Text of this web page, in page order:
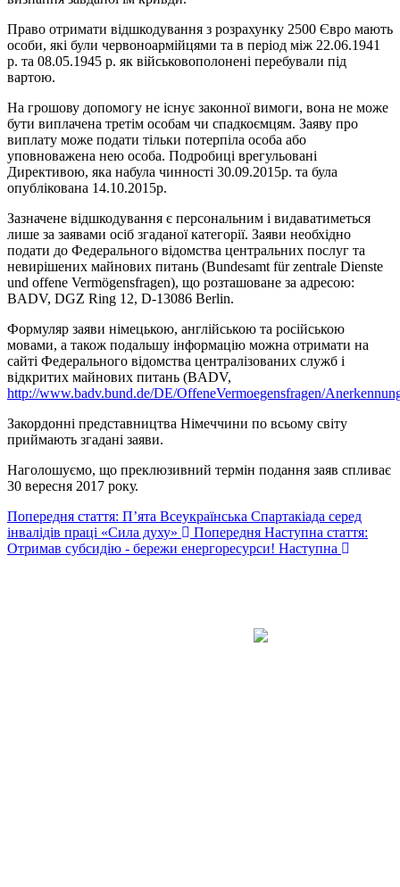
Право отримати відшкодування з розрахунку 2500 Євро мають
особи, які були червоноармійцями та в період між 22.06.1941
р. та 08.05.1945 р. як військовополонені перебували під
вартою.
На грошову допомогу не існує законної вимоги, вона не може
бути виплачена третім особам чи спадкоємцям. Заяву про
виплату може подати тільки потерпіла особа або
уповноважена нею особа. Подробиці врегульовані
Директивою, яка набула чинності 30.09.2015р. та була
опублікована 14.10.2015р.
Зазначене відшкодування є персональним і видаватиметься
лише за заявами осіб згаданої категорії. Заяви необхідно
подати до Федерального відомства центральних послуг та
невирішених майнових питань (Bundesamt für zentrale Dienste
und offene Vermögensfragen), що розташоване за адресою:
BADV, DGZ Ring 12, D-13086 Berlin.
Формуляр заяви німецькою, англійською та російською
мовами, а також подальшу інформацію можна отримати на
сайті Федерального відомства централізованих служб і
відкритих майнових питань (BADV,
http://www.badv.bund.de/DE/OffeneVermoegensfragen/
Закордонні представництва Німеччини по всьому світу
приймають згадані заяви.
Наголошуємо, що преклюзивний термін подання заяв спливає
30 вересня 2017 року.
Попередня стаття: П’ята Всеукраїнська Спартакіада серед
інвалідів праці «Сила духу»
Попередня Наступна стаття:
Отримав субсидію - бережи енергоресурси! Наступна